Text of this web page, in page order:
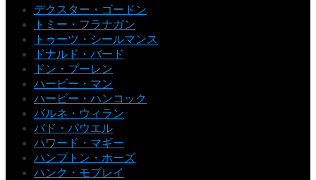
デクスター・ゴードン
トミー・フラナガン
トゥーツ・シールマンス
ドナルド・バード
ドン・プーレン
ハービー・マン
ハービー・ハンコック
バルネ・ウィラン
バド・パウエル
ハワード・マギー
ハンプトン・ホーズ
ハンク・モブレイ